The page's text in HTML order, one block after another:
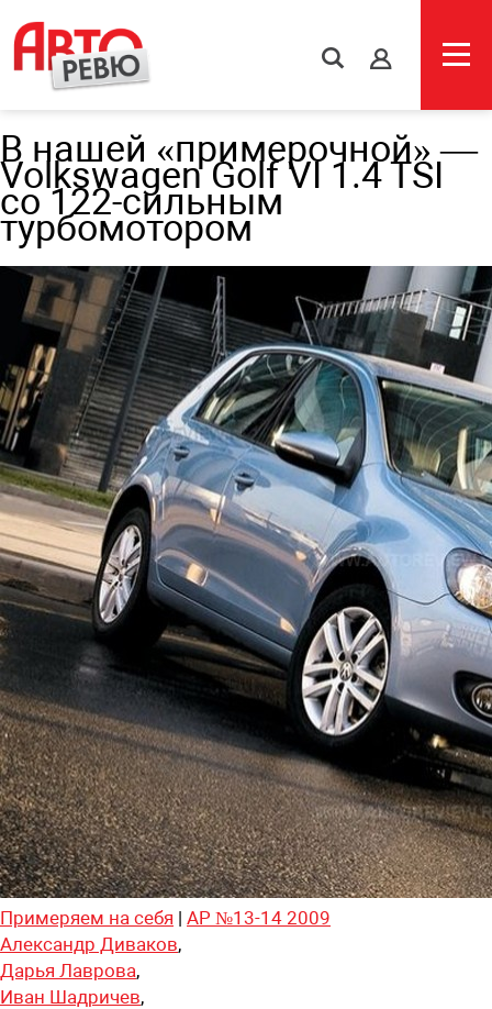
s
В нашей «примерочной» —
Volkswagen Golf VI 1.4 TSI
со 122-сильным
турбомотором
Примеряем на себя | АР №13-14 2009
Александр Диваков,
Дарья Лаврова,
Иван Шадричев,